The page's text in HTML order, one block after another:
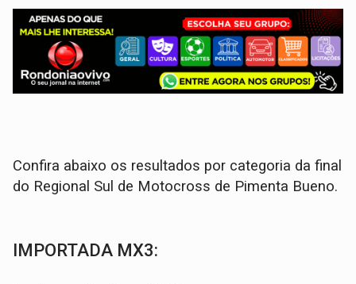
Confira abaixo os resultados por categoria da final
do Regional Sul de Motocross de Pimenta Bueno.
IMPORTADA MX3: